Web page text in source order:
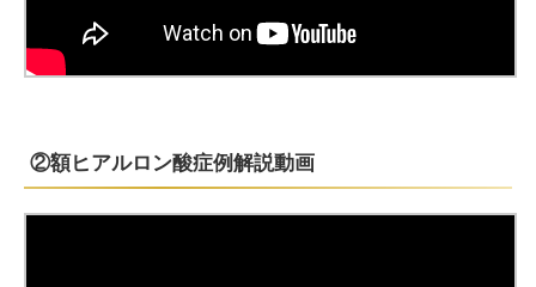
②額ヒアルロン酸症例解説動画